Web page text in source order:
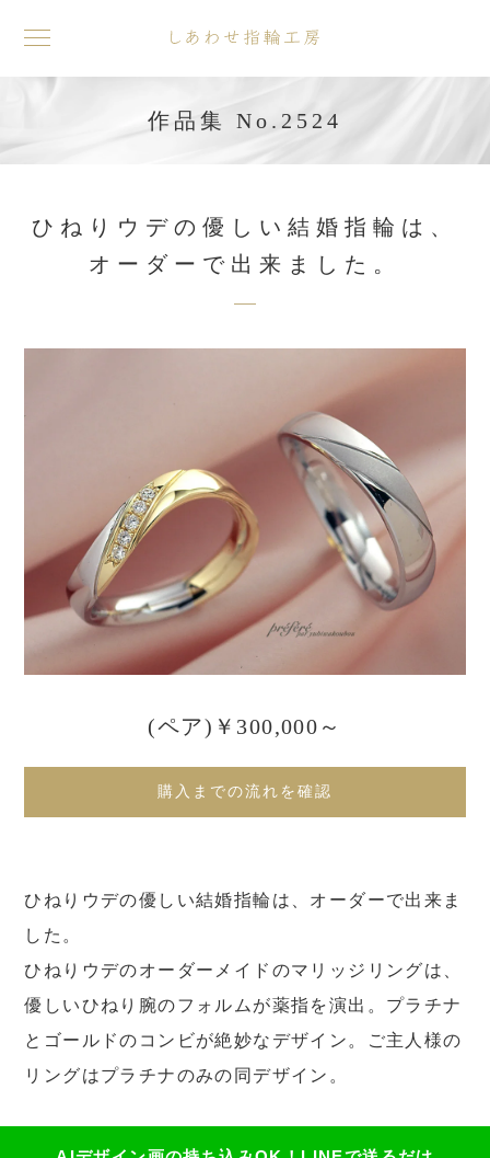
toggle
navigation
作品集 No.2524
ひねりウデの優しい結婚指輪は、
オーダーで出来ました。
(ペア)￥300,000～
購入までの流れを確認
ひねりウデの優しい結婚指輪は、オーダーで出来ま
した。
ひねりウデのオーダーメイドのマリッジリングは、
優しいひねり腕のフォルムが薬指を演出。プラチナ
とゴールドのコンビが絶妙なデザイン。ご主人様の
リングはプラチナのみの同デザイン。